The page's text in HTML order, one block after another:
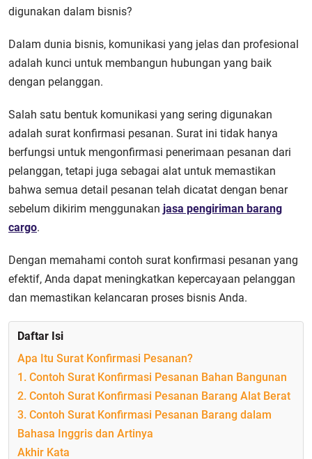
digunakan dalam bisnis?
Dalam dunia bisnis, komunikasi yang jelas dan profesional
adalah kunci untuk membangun hubungan yang baik
dengan pelanggan.
Salah satu bentuk komunikasi yang sering digunakan
adalah surat konfirmasi pesanan. Surat ini tidak hanya
berfungsi untuk mengonfirmasi penerimaan pesanan dari
pelanggan, tetapi juga sebagai alat untuk memastikan
bahwa semua detail pesanan telah dicatat dengan benar
sebelum dikirim menggunakan jasa pengiriman barang
cargo.
Dengan memahami contoh surat konfirmasi pesanan yang
efektif, Anda dapat meningkatkan kepercayaan pelanggan
dan memastikan kelancaran proses bisnis Anda.
Daftar Isi
Apa Itu Surat Konfirmasi Pesanan?
1. Contoh Surat Konfirmasi Pesanan Bahan Bangunan
2. Contoh Surat Konfirmasi Pesanan Barang Alat Berat
3. Contoh Surat Konfirmasi Pesanan Barang dalam
Bahasa Inggris dan Artinya
Akhir Kata